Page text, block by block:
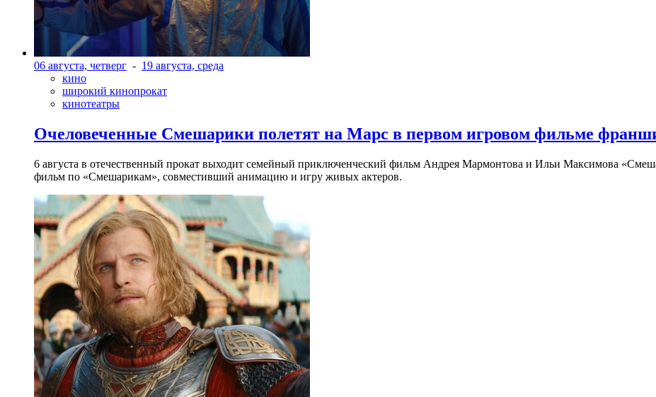
06 августа, четверг - 19 августа, среда
кино
широкий кинопрокат
кинотеатры
Очеловеченные Смешарики полетят на Марс в первом игровом фильме
6 августа в отечественный прокат выходит семейный приключенческий фильм Андрея Мармонтова и Ильи Максимова
фильм по «Смешарикам», совместивший анимацию и игру живых актеров.